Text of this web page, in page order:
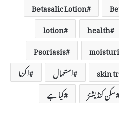
Betasalic Lotion
health
lotion
Psoriasis
skin استعمال
اکزما
سکن کنڈیشنز کیا ہے